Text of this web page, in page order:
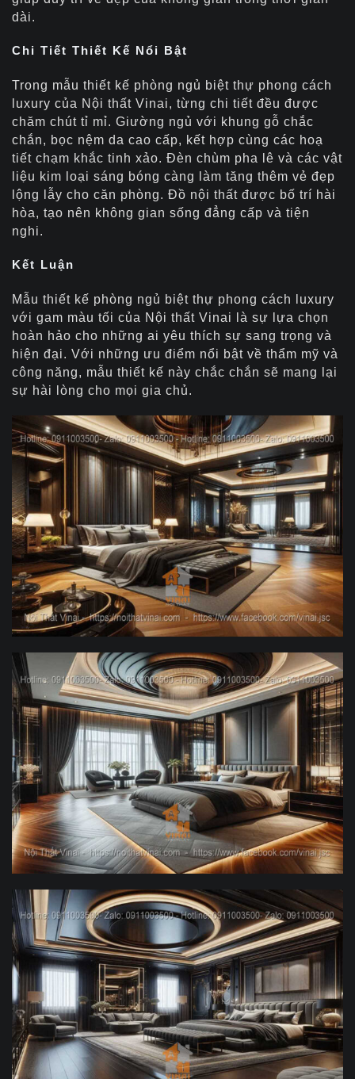
dài.
Chi Tiết Thiết Kế Nổi Bật
Trong mẫu thiết kế phòng ngủ biệt thự phong cách
luxury của Nội thất Vinai, từng chi tiết đều được
chăm chút tỉ mỉ. Giường ngủ với khung gỗ chắc
chắn, bọc nệm da cao cấp, kết hợp cùng các hoạ
tiết chạm khắc tinh xảo. Đèn chùm pha lê và các vật
liệu kim loại sáng bóng càng làm tăng thêm vẻ đẹp
lộng lẫy cho căn phòng. Đồ nội thất được bố trí hài
hòa, tạo nên không gian sống đẳng cấp và tiện
nghi.
Kết Luận
Mẫu thiết kế phòng ngủ biệt thự phong cách luxury
với gam màu tối của Nội thất Vinai là sự lựa chọn
hoàn hảo cho những ai yêu thích sự sang trọng và
hiện đại. Với những ưu điểm nổi bật về thẩm mỹ và
công năng, mẫu thiết kế này chắc chắn sẽ mang lại
sự hài lòng cho mọi gia chủ.